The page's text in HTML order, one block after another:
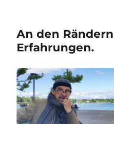
An den
Erfahrungen.